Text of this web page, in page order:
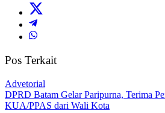
Pos Terkait
Advetorial
DPRD Batam Gelar Paripurna, Terima
KUA/PPAS dari Wali Kota